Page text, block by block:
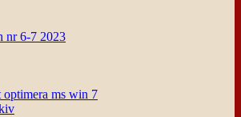
nr 6-7 2023
optimera ms win 7